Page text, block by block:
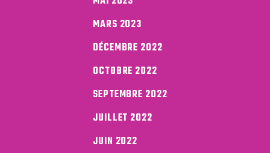
MARS 2023
DÉCEMBRE 2022
OCTOBRE 2022
SEPTEMBRE 2022
JUILLET 2022
JUIN 2022